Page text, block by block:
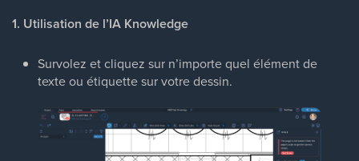
1. Utilisation de l’IA Knowledge
Survolez et cliquez sur n’importe quel élément de
texte ou étiquette sur votre dessin.